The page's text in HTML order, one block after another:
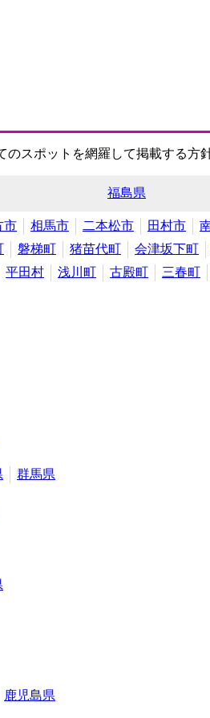
スポットを網羅して掲載する方
福島県
市 相馬市 二本松市 田村市
磐梯町 猪苗代町 会津坂下町
平田村 浅川町 古殿町 三春町
群馬県
鹿児島県